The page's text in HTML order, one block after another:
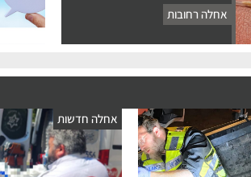
אחלה רחובות
אחלה חדשות